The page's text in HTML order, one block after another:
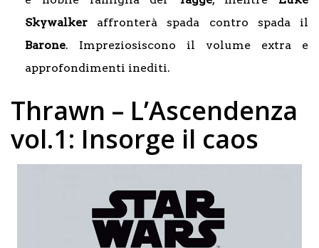
Skywalker affronterà spada contro spada il
Barone. Impreziosiscono il volume extra e
approfondimenti inediti.
Thrawn – L’Ascendenza
vol.1: Insorge il caos